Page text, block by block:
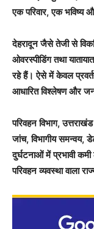
एक परिवार, एक भविष्य
देहरादून जैसे तेजी से
ओवरस्पीडिंग तथा
रहे हैं। ऐसे में केवल
आधारित विश्लेषण और
परिवहन विभाग,
जांच, विभागीय समन्वय,
दुर्घटनाओं में प्रभावी
परिवहन व्यवस्था वाला